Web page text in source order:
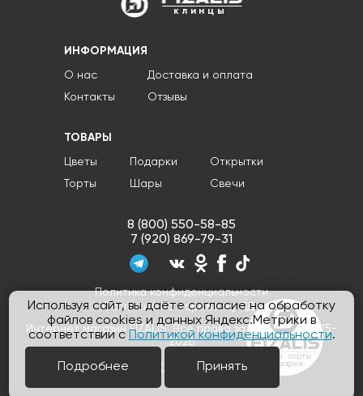
Используя сайт, вы даёте согласие на обработку
файлов cookies и данных Яндекс.Метрики в
соответствии с Политикой конфиденциальности.
Подробнее Принять
клинцы
ИНФОРМАЦИЯ
О нас
Контакты
Доставка и оплата
Отзывы
ТОВАРЫ
Цветы
Торты
Подарки
Шары
Открытки
Свечи
8 (800) 550-58-85
7 (920) 869-79-31
Политика конфиденциальности
Согласие на обработку ПДн
Интернет магазин FIZALIS, Все права защищены © 2015-
2026